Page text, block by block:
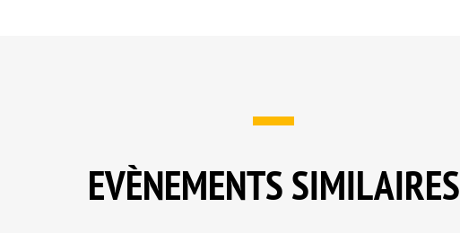
EVÈNEMENTS SIMILAIRES